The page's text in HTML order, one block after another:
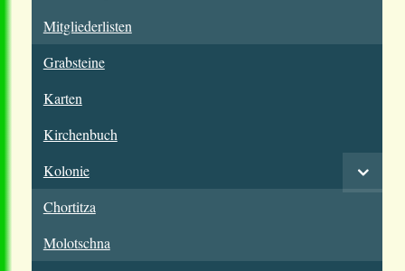
Mitgliederlisten
Grabsteine
Karten
Kirchenbuch
Kolonie
Chortitza
Molotschna